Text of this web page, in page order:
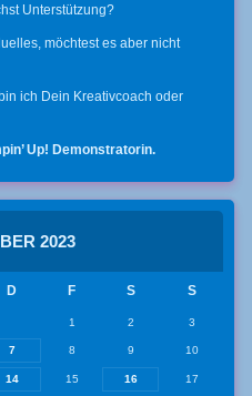
Unterstützung?
möchtest es aber nicht
ich Dein Kreativcoach oder
Up! Demonstratorin.
2023
D F S S
1 2 3
7 8 9 10
14 15 16 17